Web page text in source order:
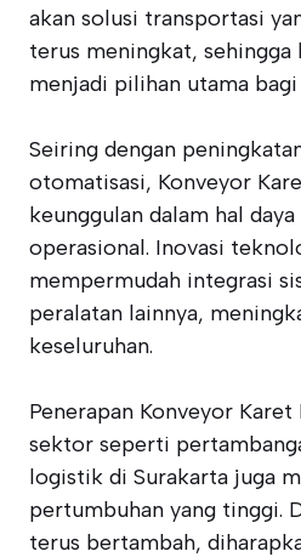
akan solusi transportasi
terus meningkat,
menjadi pilihan utama bagi
Seiring dengan
otomatisasi, Konveyor
keunggulan dalam hal
operasional. Inovasi
mempermudah integrasi
peralatan lainnya,
keseluruhan.
Penerapan Konveyor Karet
sektor seperti
logistik di Surakarta juga
pertumbuhan yang tinggi.
terus bertambah,